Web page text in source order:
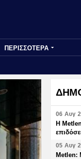
ΠΕΡΙΣΣΟΤΕΡΑ
06 Αυγ
H
05 Αυγ
Metlen: